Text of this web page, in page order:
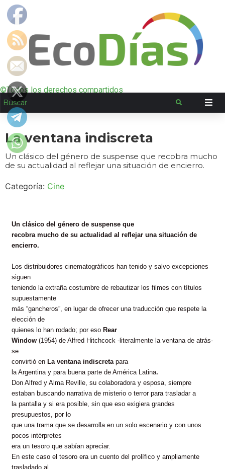
©Todos los derechos compartidos
La ventana indiscreta
Un clásico del género de suspense que recobra mucho
de su actualidad al reflejar una situación de encierro.
Categoría: Cine
Un clásico del género de suspense que
recobra mucho de su actualidad al reflejar una situación de
encierro.
Los distribuidores cinematográficos han tenido y salvo excepciones
siguen
teniendo la extraña costumbre de rebautizar los filmes con títulos
supuestamente
más “gancheros”, en lugar de ofrecer una traducción que respete la
elección de
quienes lo han rodado; por eso Rear
Window (1954) de Alfred Hitchcock -literalmente la ventana de atrás-
se
convirtió en La ventana indiscreta para
la Argentina y para buena parte de América Latina.
Don Alfred y Alma Reville, su colaboradora y esposa, siempre
estaban buscando narrativa de misterio o terror para trasladar a
la pantalla y si era posible, sin que eso exigiera grandes
presupuestos, por lo
que una trama que se desarrolla en un solo escenario y con unos
pocos intérpretes
era un tesoro que sabían apreciar.
En este caso el tesoro era un cuento del prolífico y ampliamente
trasladado al